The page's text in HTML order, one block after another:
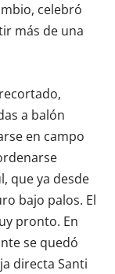
celebró
más de una
a balón
en campo
que ya desde
bajo palos. El
pronto. En
se quedó
directa Santi